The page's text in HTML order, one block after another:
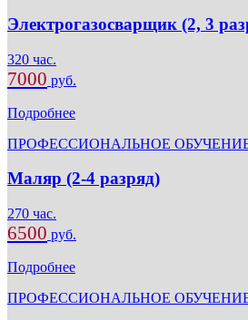
Электрогазосварщик (2, 3
320 час.
7000 руб.
Подробнее
ПРОФЕССИОНАЛЬНОЕ
Маляр (2-4 разряд)
270 час.
6500 руб.
Подробнее
ПРОФЕССИОНАЛЬНОЕ